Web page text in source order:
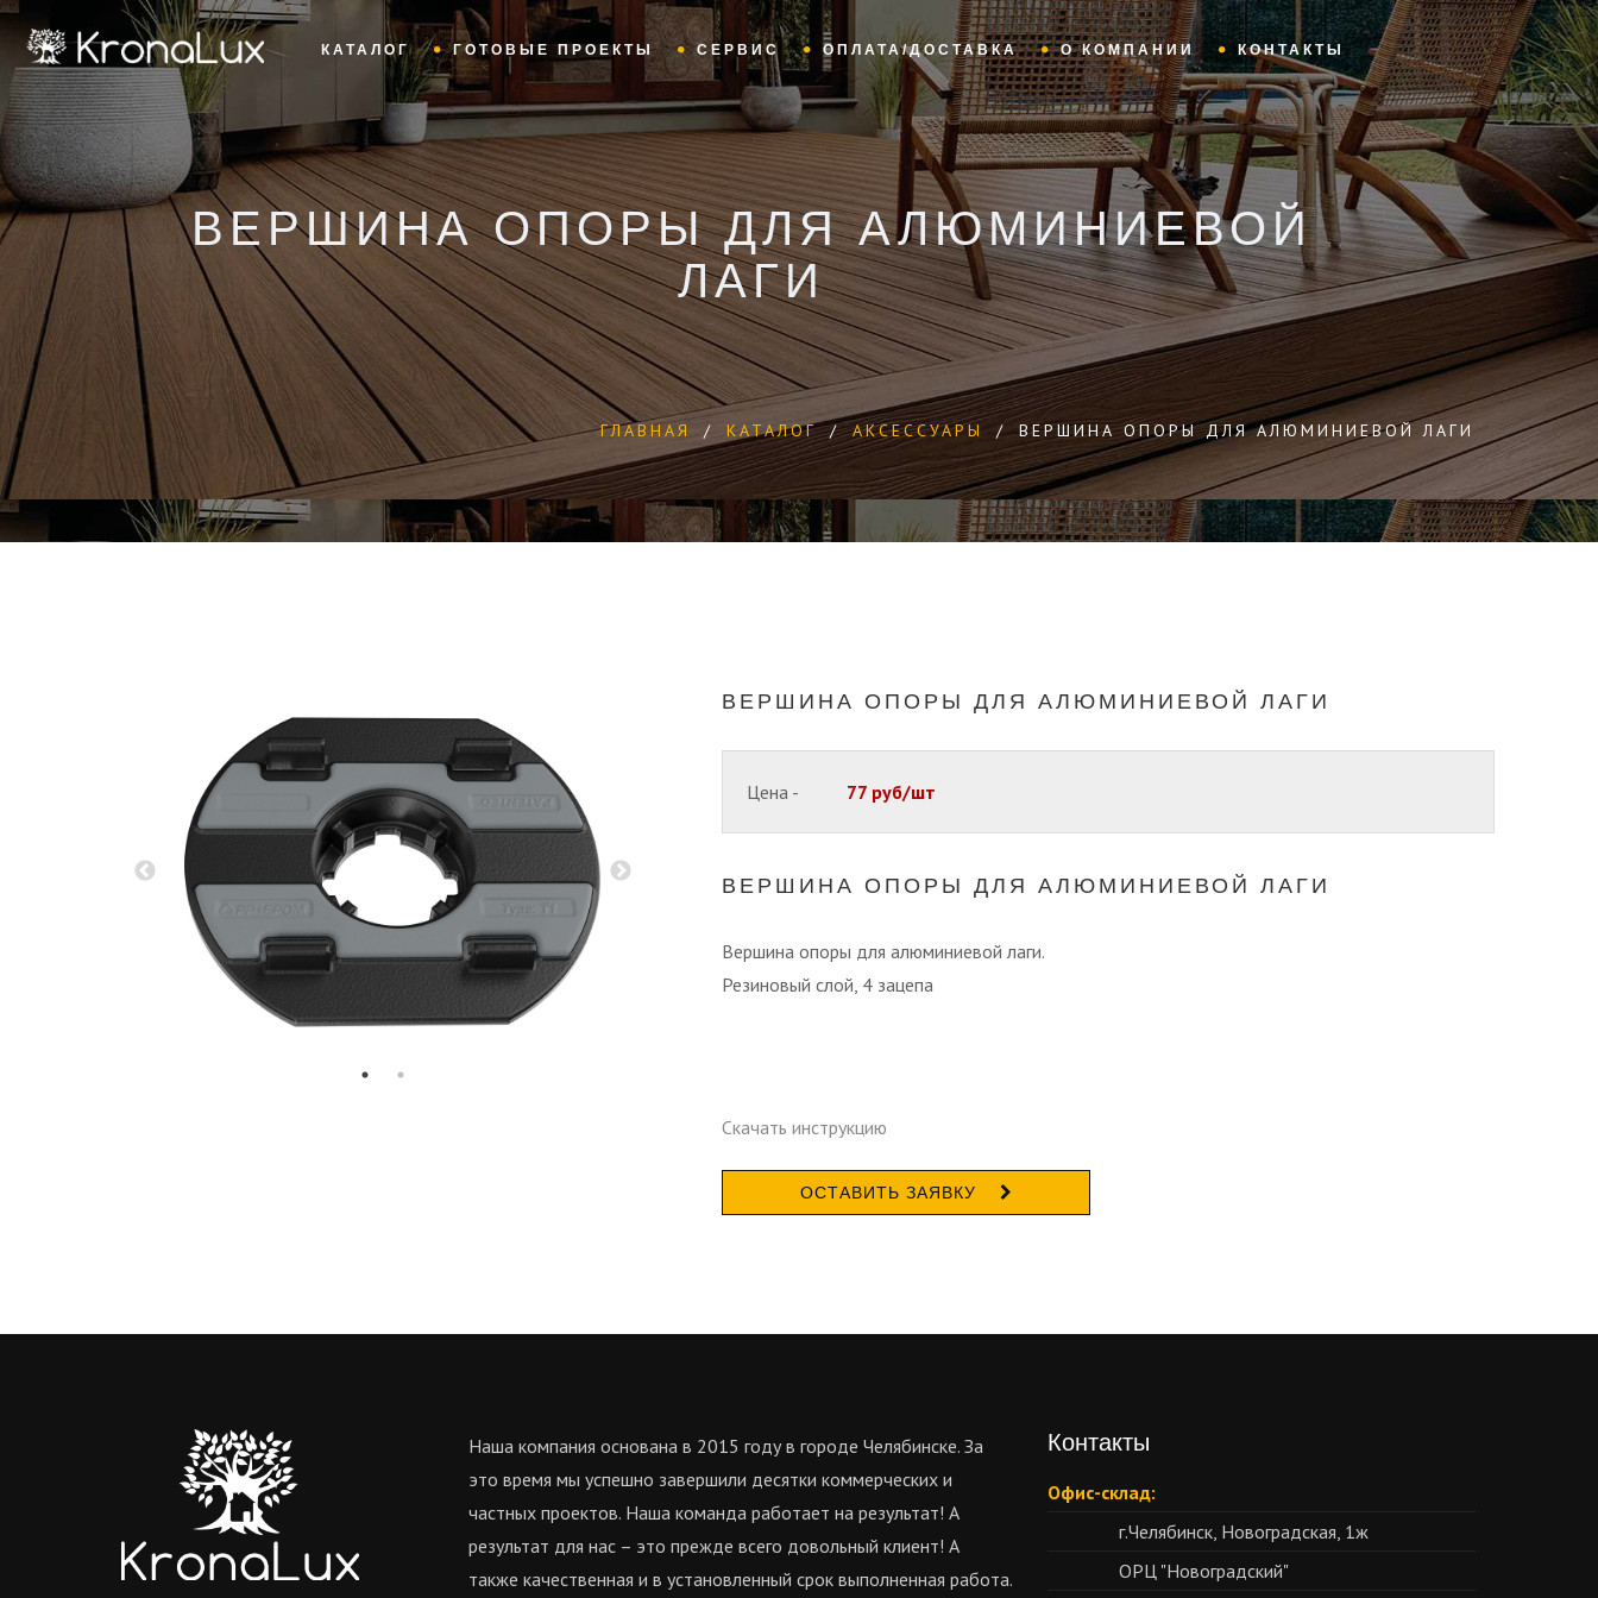
КАТАЛОГ ГОТОВЫЕ ПРОЕКТЫ СЕРВИС ОПЛАТА/ДОСТАВКА О КОМПАНИИ КОНТАКТЫ
ВЕРШИНА ОПОРЫ ДЛЯ АЛЮМИНИЕВОЙ
ЛАГИ
ГЛАВНАЯ / КАТАЛОГ / АКСЕССУАРЫ / ВЕРШИНА ОПОРЫ ДЛЯ АЛЮМИНИЕВОЙ ЛАГИ
ВЕРШИНА ОПОРЫ ДЛЯ АЛЮМИНИЕВОЙ ЛАГИ
Цена - 77 руб/шт
ВЕРШИНА ОПОРЫ ДЛЯ АЛЮМИНИЕВОЙ ЛАГИ
Вершина опоры для алюминиевой лаги.
Резиновый слой, 4 зацепа
Скачать инструкцию
ОСТАВИТЬ ЗАЯВКУ
Наша компания основана в 2015 году в городе Челябинске. За
это время мы успешно завершили десятки коммерческих и
частных проектов. Наша команда работает на результат! А
результат для нас – это прежде всего довольный клиент! А
также качественная и в установленный срок выполненная работа.
Контакты
Офис-склад:
г.Челябинск, Новоградская, 1ж
ОРЦ "Новоградский"